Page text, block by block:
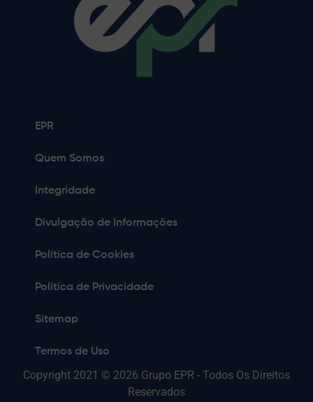
EPR
Quem Somos
Integridade
Divulgação de Informações
Copyright 2021 © 2026 Grupo EPR - Todos Os Direitos
Reservados
Política de Cookies
Política de Privacidade
Sitemap
Termos de Uso